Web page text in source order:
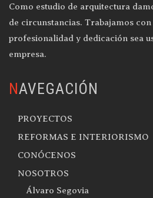
Como estudio de arquitectura
de circunstancias. Trabajamos
profesionalidad y dedicación sea
empresa.
NAVEGACIÓN
PROYECTOS
REFORMAS E INTERIORISMO
CONÓCENOS
NOSOTROS
Álvaro Segovia